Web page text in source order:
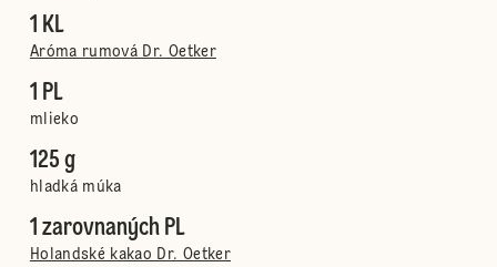
1 KL
Aróma rumová Dr. Oetker
1 PL
mlieko
125 g
hladká múka
1 zarovnaných PL
Holandské kakao Dr. Oetker